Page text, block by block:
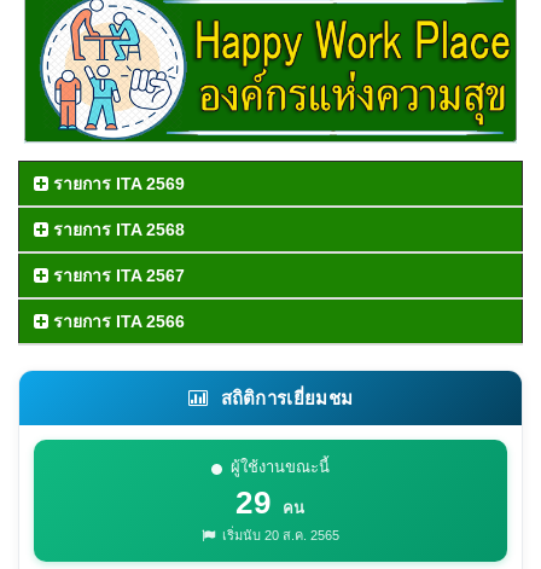
รายการ ITA 2569
รายการ ITA 2568
รายการ ITA 2567
รายการ ITA 2566
สถิติการเยี่ยมชม
ผู้ใช้งานขณะนี้
29 คน
เริ่มนับ 20 ส.ค. 2565